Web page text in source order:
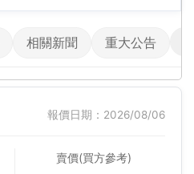
相關新聞 重大公告
報價日期：2026/08/06
賣價(買方參考)